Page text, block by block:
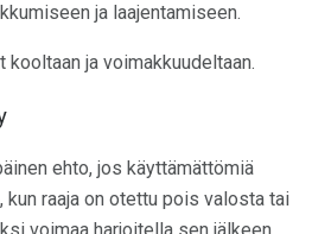
ja laajentamiseen.
ja voimakkuudeltaan.
ehto, jos käyttämättömiä
kun raaja on otettu pois valosta tai